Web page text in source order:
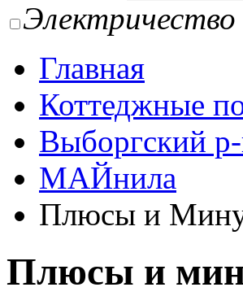
Электричество
Главная
Коттеджные
Выборгский
МАЙнила
Плюсы и
Плюсы и